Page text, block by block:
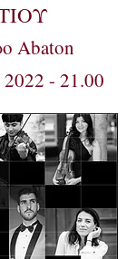
Abaton
- 21.00